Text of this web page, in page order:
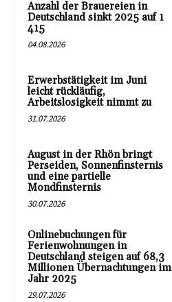
Anzahl der Brauereien in
Deutschland sinkt 2025 auf 1
415
04.08.2026
Erwerbstätigkeit im Juni
leicht rückläufig,
Arbeitslosigkeit nimmt zu
31.07.2026
August in der Rhön bringt
Perseiden, Sonnenfinsternis
und eine partielle
Mondfinsternis
30.07.2026
Onlinebuchungen für
Ferienwohnungen in
Deutschland steigen auf 68,3
Millionen Übernachtungen im
Jahr 2025
29.07.2026